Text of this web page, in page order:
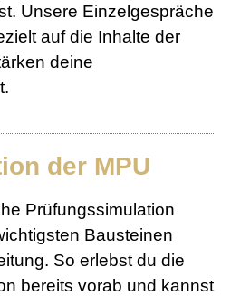
Unsere Einzelgespräche
auf die Inhalte der
deine
der MPU
Prüfungssimulation
Bausteinen
So erlebst du die
bereits vorab und kannst